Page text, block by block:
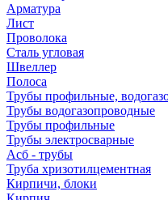
Арматура
Лист
Проволока
Сталь угловая
Швеллер
Полоса
Трубы профильные,
Трубы водогазопроводные
Трубы профильные
Трубы электросварные
Асб - трубы
Труба хризотилцементная
Кирпичи, блоки